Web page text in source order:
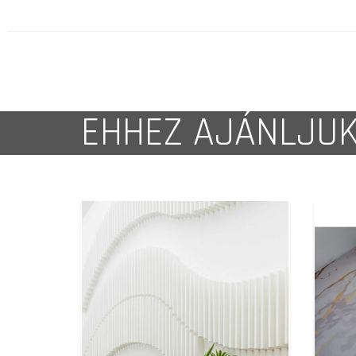
EHHEZ